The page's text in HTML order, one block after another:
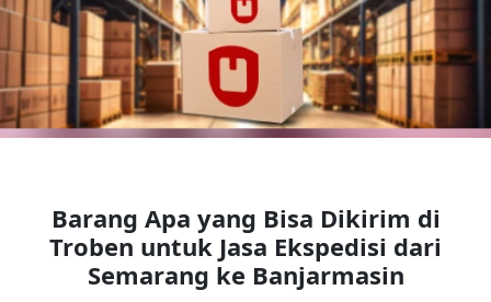
Barang Apa yang Bisa Dikirim di
Troben untuk Jasa Ekspedisi dari
Semarang ke Banjarmasin